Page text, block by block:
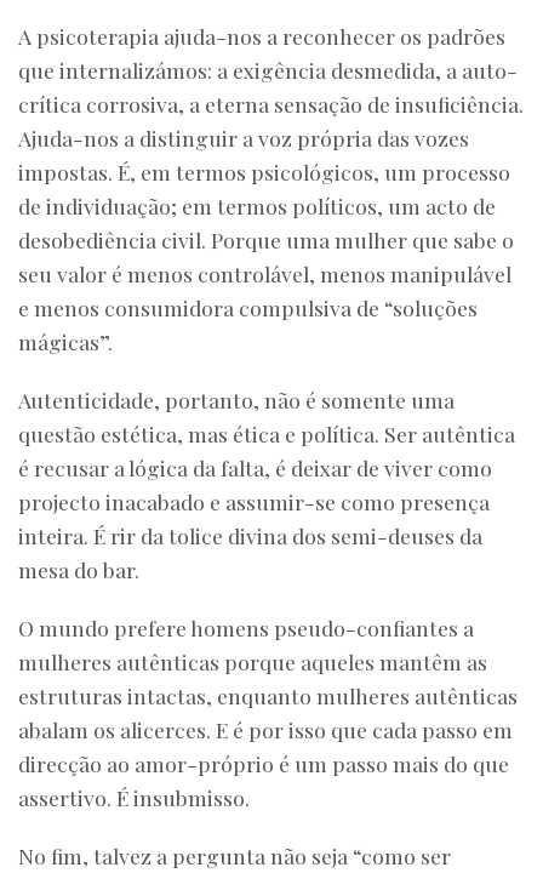
A psicoterapia ajuda-nos a reconhecer os padrões
que internalizámos: a exigência desmedida, a auto-
crítica corrosiva, a eterna sensação de insuficiência.
Ajuda-nos a distinguir a voz própria das vozes
impostas. É, em termos psicológicos, um processo
de individuação; em termos políticos, um acto de
desobediência civil. Porque uma mulher que sabe o
seu valor é menos controlável, menos manipulável
e menos consumidora compulsiva de “soluções
mágicas”.
Autenticidade, portanto, não é somente uma
questão estética, mas ética e política. Ser autêntica
é recusar a lógica da falta, é deixar de viver como
projecto inacabado e assumir-se como presença
inteira. É rir da tolice divina dos semi-deuses da
mesa do bar.
O mundo prefere homens pseudo-confiantes a
mulheres autênticas porque aqueles mantêm as
estruturas intactas, enquanto mulheres autênticas
abalam os alicerces. E é por isso que cada passo em
direcção ao amor-próprio é um passo mais do que
assertivo. É insubmisso.
No fim, talvez a pergunta não seja “como ser